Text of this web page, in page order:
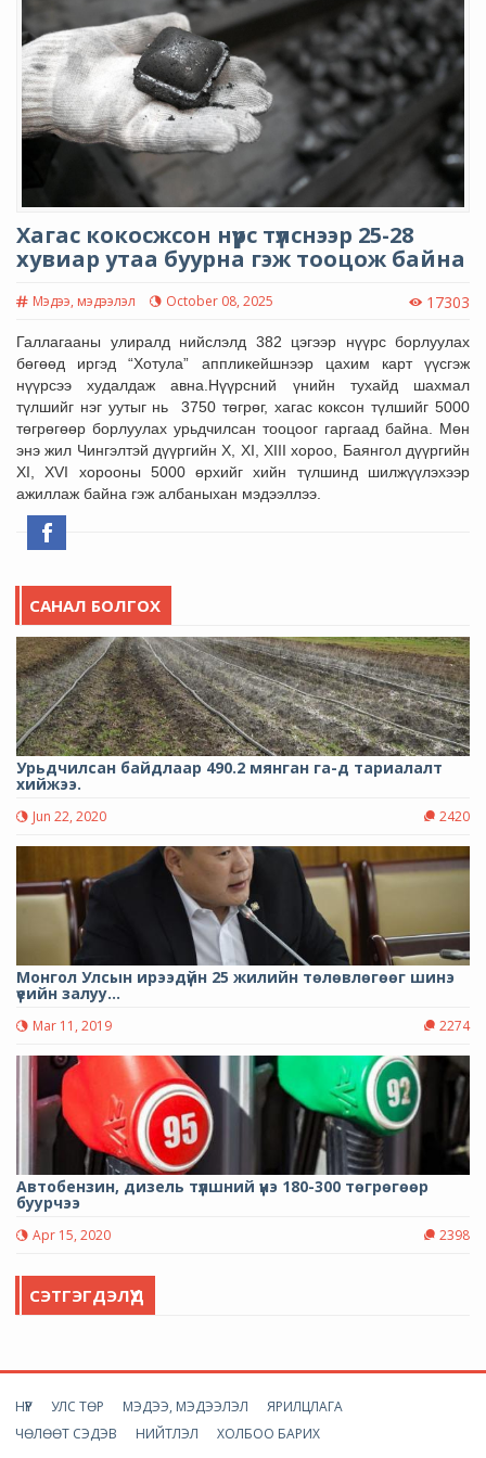
Хагас кокосжсон нүүрс түлснээр 25-28
хувиар утаа буурна гэж тооцож байна
Мэдээ, мэдээлэл October 08, 2025 17303
Галлагааны улиралд нийслэлд 382 цэгээр нүүрс борлуулах
бөгөөд иргэд “Хотула” аппликейшнээр цахим карт үүсгэж
нүүрсээ худалдаж авна. Нүүрсний үнийн тухайд шахмал
түлшийг нэг уутыг нь 3750 төгрөг, хагас коксон түлшийг 5000
төгрөгөөр борлуулах урьдчилсан тооцоог гаргаад байна. Мөн
энэ жил Чингэлтэй дүүргийн X, XI, XIII хороо, Баянгол дүүргийн
XI, XVI хорооны 5000 өрхийг хийн түлшинд шилжүүлэхээр
ажиллаж байна гэж албаныхан мэдээллээ.
САНАЛ БОЛГОХ
Урьдчилсан байдлаар 490.2 мянган га-д тариалалт
хийжээ.
Jun 22, 2020 2420
Монгол Улсын ирээдүйн 25 жилийн төлөвлөгөөг шинэ
үеийн залуу...
Mar 11, 2019 2274
Автобензин, дизель түлшний үнэ 180-300 төгрөгөөр
буурчээ
Apr 15, 2020 2398
СЭТГЭГДЭЛҮҮД
НҮҮР УЛС ТӨР МЭДЭЭ, МЭДЭЭЛЭЛ
ЯРИЛЦЛАГА
ЧӨЛӨӨТ СЭДЭВ
НИЙТЛЭЛ ХОЛБОО БАРИХ